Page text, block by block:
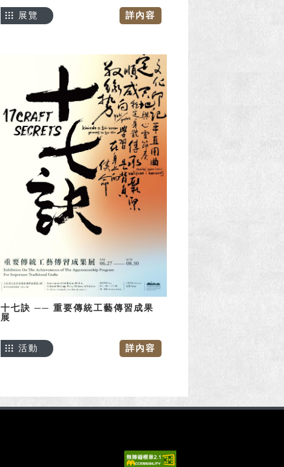
詳內容
展覽
十七訣 ── 重要傳統工藝傳習成果
展
詳內容
活動